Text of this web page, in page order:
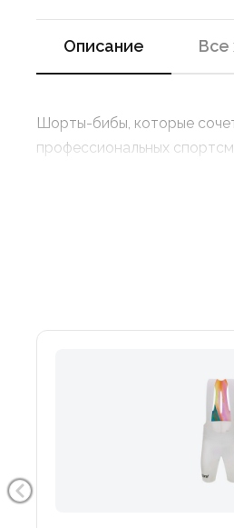
Описание Все
Шорты-бибы, которые
профессиональных